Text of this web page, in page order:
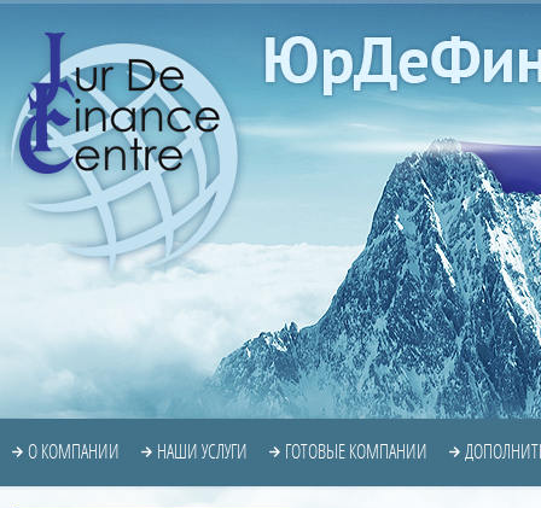
О КОМПАНИИ НАШИ УСЛУГИ ГОТОВЫЕ КОМПАНИИ